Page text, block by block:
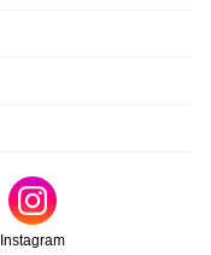
Instagram